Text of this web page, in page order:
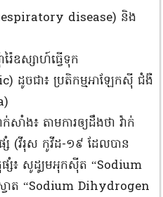
respiratory disease) និង
រ៉ៃឧស្សាហ៍ធ្វើទុក
ដូចជា៖ ប្រតិកម្មអាឡែកស៊ី ជំងឺ
សាំង៖ តាមការឲ្យដឹងថា វ៉ាក់
សំ (វីរុស កូវីដ-១៩ ដែលបាន
ផ្សំ៖ សូដូ្យមអុកស៊ីត “Sodium
ាត “Sodium Dihydrogen